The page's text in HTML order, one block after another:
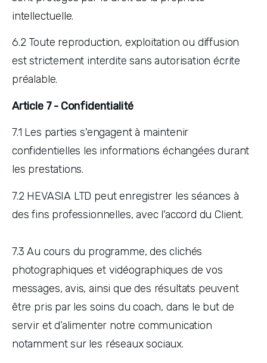
intellectuelle.
6.2 Toute reproduction, exploitation ou diffusion
est strictement interdite sans autorisation écrite
préalable.
Article 7 - Confidentialité
7.1 Les parties s'engagent à maintenir
confidentielles les informations échangées durant
les prestations.
7.2 HEVASIA LTD peut enregistrer les séances à
des fins professionnelles, avec l'accord du Client.
7.3 Au cours du programme, des clichés
photographiques et vidéographiques de vos
messages, avis, ainsi que des résultats peuvent
être pris par les soins du coach, dans le but de
servir et d’alimenter notre communication
notamment sur les réseaux sociaux.